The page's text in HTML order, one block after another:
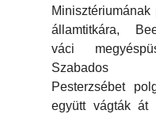
Minisztériumának
államtitkára,
váci
Szabados
Pesterzsébet
együtt vágták át